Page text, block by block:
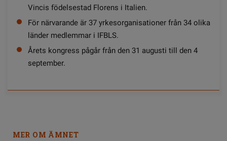
Vincis födelsestad Florens i Italien.
För närvarande är 37 yrkesorganisationer från 34 olika
länder medlemmar i IFBLS.
Årets kongress pågår från den 31 augusti till den 4
september.
MER OM ÄMNET